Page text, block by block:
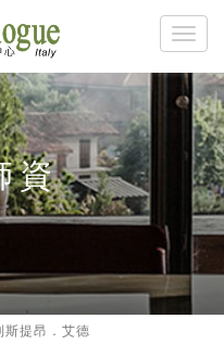
資
斯提昂．艾德